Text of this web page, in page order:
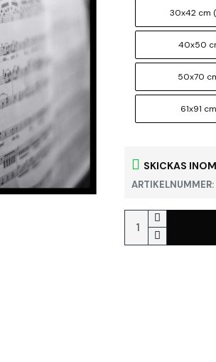
SKICKAS
ARTIKELNUMMER:
30x42 cm
40x50
50x70
61x91 cm